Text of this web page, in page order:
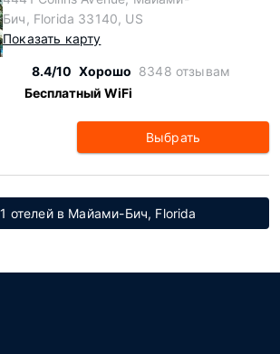
Бич, Florida 33140, US
Показать карту
8.4/10 Хорошо 8348 отзывам
Бесплатный WiFi
Выбрать
отелей в Майами-Бич, Florida